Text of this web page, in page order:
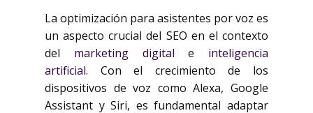
La optimización para asistentes por voz es
un aspecto crucial del SEO en el contexto
del marketing digital e inteligencia
artificial. Con el crecimiento de los
dispositivos de voz como Alexa, Google
Assistant y Siri, es fundamental adaptar